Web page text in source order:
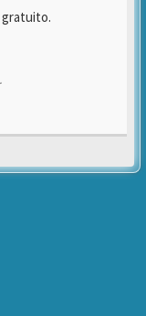
gratuito.